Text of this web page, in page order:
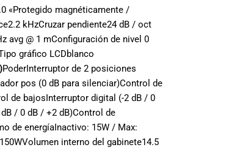
«Protegido magnéticamente /
2.2 kHzCruzar pendiente24 dB / oct
avg @ 1 mConfiguración de nivel 0
gráfico LCDblanco
PoderInterruptor de 2 posiciones
pos (0 dB para silenciar)Control de
de bajosInterruptor digital (-2 dB / 0
/ 0 dB / +2 dB)Control de
de energíaInactivo: 15W / Max:
Volumen interno del gabinete14.5